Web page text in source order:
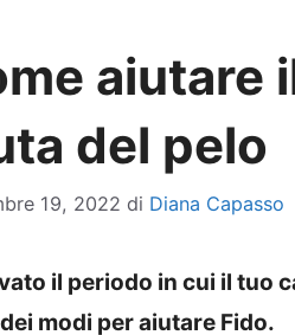
aiutare
del pelo
19, 2022 di Diana Capasso
il periodo in cui il tuo
modi per aiutare Fido.